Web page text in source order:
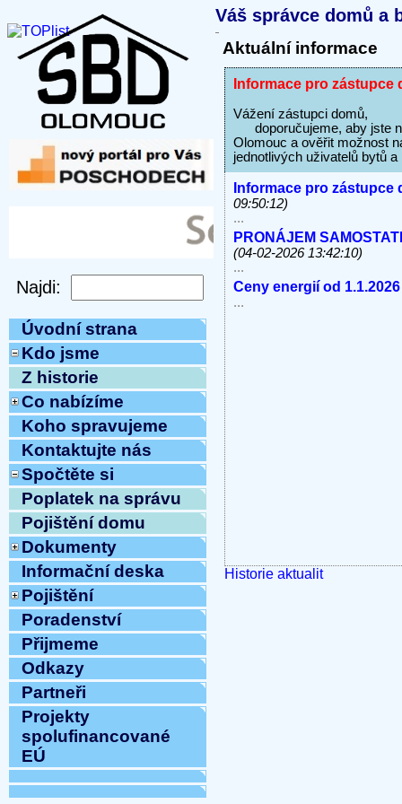
Úvodní strana
Kdo jsme
Z historie
Co nabízíme
Koho spravujeme
Kontaktujte nás
Spočtěte si
Poplatek na správu
Pojištění domu
Dokumenty
Informační deska
Pojištění
Poradenství
Přijmeme
Odkazy
Partneři
Projekty
spolufinancované
EÚ
Váš správce domů a
Aktuální informace
Informace pro
Vážení zástupci domů,
doporučujeme, aby jste
Olomouc a ověřit možnost
jednotlivých uživatelů bytů
Informace pro
09:50:12)
...
PRONÁJEM
(04-02-2026 13:42:10)
...
Ceny energií od 1.1.2026
...
Historie aktualit